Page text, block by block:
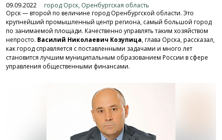
09.09.2022 город Орск, Оренбургская область
Орск — второй по величине город Оренбургской области. Это
крупнейший промышленный центр региона, самый большой город
по занимаемой площади. Качественно управлять таким хозяйством
непросто. Василий Николаевич Козупица, глава Орска, рассказал,
как город справляется с поставленными задачами и много лет
становится лучшим муниципальным образованием России в сфере
управления общественными финансами.